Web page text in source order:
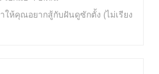
ให้คุณอยากสู้กับฝันดูซักตั้ง (ไม่เรียง